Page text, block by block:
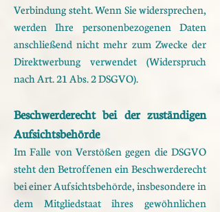
Verbindung steht. Wenn Sie widersprechen,
werden Ihre personenbezogenen Daten
anschließend nicht mehr zum Zwecke der
Direktwerbung verwendet (Widerspruch
nach Art. 21 Abs. 2 DSGVO).
Beschwerderecht bei der zuständigen
Aufsichtsbehörde
Im Falle von Verstößen gegen die DSGVO
steht den Betroffenen ein Beschwerderecht
bei einerAufsichtsbehörde, insbesondere in
dem Mitgliedstaat ihres gewöhnlichen